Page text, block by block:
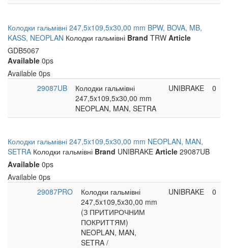
Колодки гальмівні 247,5x109,5x30,00 mm BPW, BOVA, MB,
KASS, NEOPLAN Колодки гальмівні Brand TRW Article
GDB5067
Available 0ps
Available 0ps
29087UB
Колодки гальмівні
247,5x109,5x30,00 mm
NEOPLAN, MAN, SETRA
UNIBRAKE 0
Колодки гальмівні 247,5x109,5x30,00 mm NEOPLAN, MAN,
SETRA Колодки гальмівні Brand UNIBRAKE Article 29087UB
Available 0ps
Available 0ps
29087PRO
Колодки гальмівні
247,5x109,5x30,00 mm
(З ПРИТИРОЧНИМ
ПОКРИТТЯМ)
NEOPLAN, MAN,
SETRA /
UNIBRAKE 0